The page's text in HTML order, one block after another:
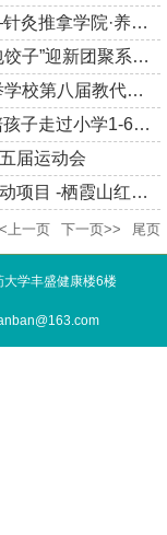
【工会活动】巾帼展芳华 巧手绘非遗——针灸推拿学院·养生康复学院...
【工会活动】我院分工会开展“写福字、包饺子”迎新团聚系列活动
针灸推拿学院·养生康复学院召开会议选举学校第八届教代会暨第十...
“党建引领-专业支撑”系列工会活动——“陪孩子走过小学1-6年级”...
届运动会
【工会活动】基于校企工会共建的工会活动项目 -栖霞山红枫行
上一页 下一页>> 尾页
学丰盛健康楼6楼